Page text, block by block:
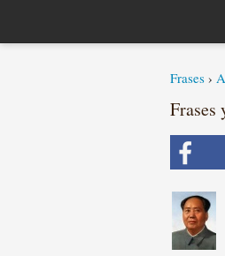
Frases ›
Frases